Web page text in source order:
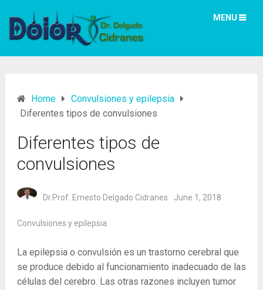
MENU
Home
Convulsiones y epilepsia
Diferentes tipos de convulsiones
Diferentes tipos de
convulsiones
Dr.Prof. Ernesto Delgado Cidranes June 1, 2018
Convulsiones y epilepsia
La epilepsia o convulsión es un trastorno cerebral que
se produce debido al funcionamiento inadecuado de las
células del cerebro. Las otras razones incluyen tumor